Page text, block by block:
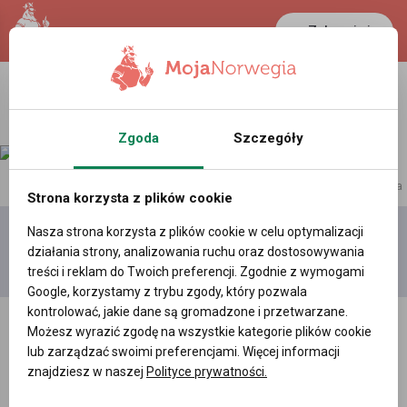
Zaloguj się
LANCASTER
28.3 °C 0.3888 PLN
reklama
Dodaj
film
Moje
filmy
Wszystkie
Zgoda Szczegóły
Strona korzysta z plików cookie
Nasza strona korzysta z plików cookie w celu optymalizacji
działania strony, analizowania ruchu oraz dostosowywania
treści i reklam do Twoich preferencji. Zgodnie z wymogami
Google, korzystamy z trybu zgody, który pozwala
kontrolować, jakie dane są gromadzone i przetwarzane.
Możesz wyrazić zgodę na wszystkie kategorie plików cookie
lub zarządzać swoimi preferencjami. Więcej informacji
znajdziesz w naszej Polityce prywatności.